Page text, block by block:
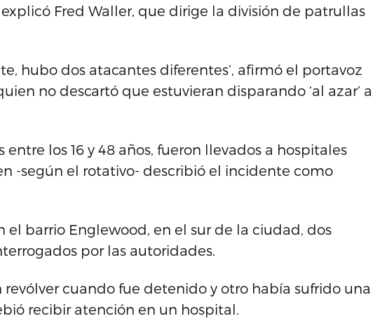
Fred Waller, que dirige la división de patrullas
hubo dos atacantes diferentes’, afirmó el portavoz
no descartó que estuvieran disparando ‘al azar’ a
entre los 16 y 48 años, fueron llevados a hospitales
-según el rotativo- describió el incidente como
el barrio Englewood, en el sur de la ciudad, dos
por las autoridades.
cuando fue detenido y otro había sufrido una
recibir atención en un hospital.